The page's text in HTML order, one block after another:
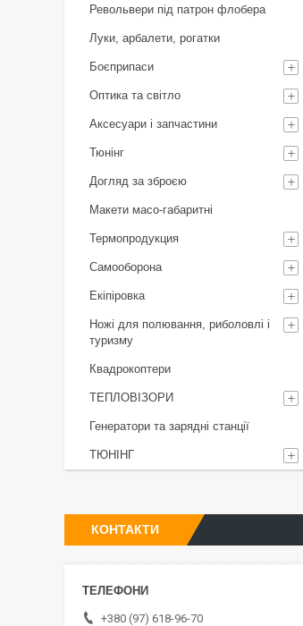
Револьвери під патрон флобера
Луки, арбалети, рогатки
Боєприпаси
Оптика та світло
Аксесуари і запчастини
Тюнінг
Догляд за зброєю
Макети масо-габаритні
Термопродукция
Самооборона
Екіпіровка
Ножі для полювання, риболовлі і
туризму
Квадрокоптери
ТЕПЛОВІЗОРИ
Генератори та зарядні станції
ТЮНІНГ
КОНТАКТИ
+380 (97) 618-96-70